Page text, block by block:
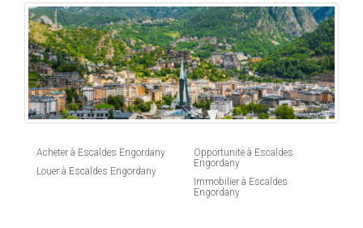
Acheter à Escaldes Engordany
Louer à Escaldes Engordany
Opportunite à Escaldes
Engordany
Immobilier à Escaldes
Engordany